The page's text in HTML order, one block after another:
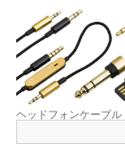
ヘッドフォンケーブル